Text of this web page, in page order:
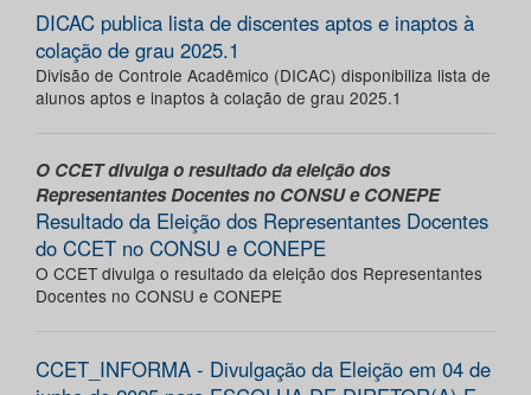
DICAC publica lista de discentes aptos e inaptos à
colação de grau 2025.1
Divisão de Controle Acadêmico (DICAC) disponibiliza lista de
alunos aptos e inaptos à colação de grau 2025.1
O CCET divulga o resultado da eleição dos
Representantes Docentes no CONSU e CONEPE
Resultado da Eleição dos Representantes Docentes
do CCET no CONSU e CONEPE
O CCET divulga o resultado da eleição dos Representantes
Docentes no CONSU e CONEPE
CCET_INFORMA - Divulgação da Eleição em 04 de